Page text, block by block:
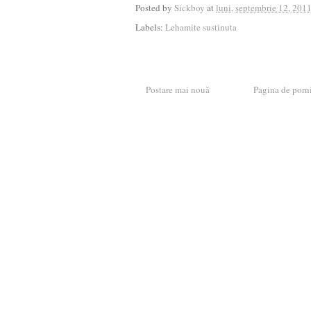
Posted by Sickboy atluni, septembrie 12, 2011
Labels: Lehamite sustinuta
Postare mai nouă Pagina de